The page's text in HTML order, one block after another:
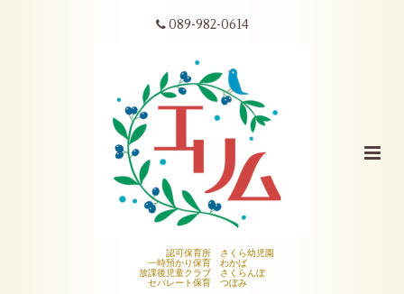
089-982-0614
認可保育所 さくら幼児園
一時預かり保育 わかば
放課後児童クラブ さくらんぼ
セパレート保育 つぼみ